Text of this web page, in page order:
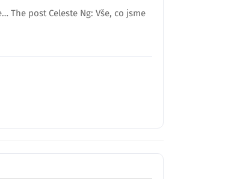
post Celeste Ng: Vše, co jsme